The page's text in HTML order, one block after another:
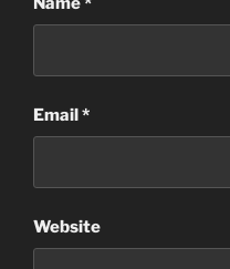
Email*
Website